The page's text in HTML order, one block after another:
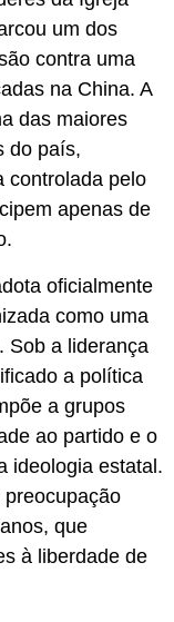
um dos
contra uma
na China. A
das maiores
do país,
controlada pelo
apenas de
oficialmente
como uma
Sob a liderança
a política
a grupos
ao partido e o
ideologia estatal.
que
à liberdade de